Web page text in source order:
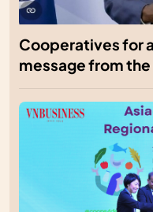
Cooperatives for
message from